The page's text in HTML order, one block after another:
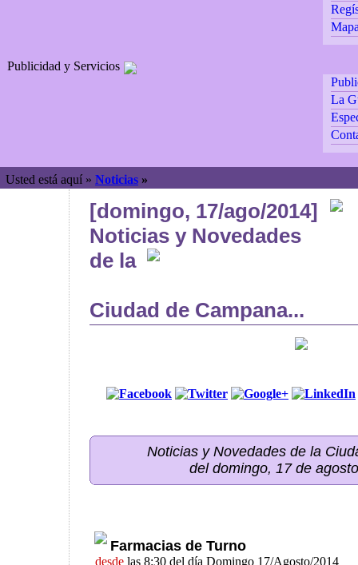
Publicidad y Servicios
La
Usted está aquí » Noticias »
[domingo, 17/ago/2014]
Noticias y Novedades
de la
Ciudad de Campana...
Noticias y Novedades de la
del domingo, 17 de
Farmacias de Turno
desde las 8:30 del día Domingo 17/Agosto/2014